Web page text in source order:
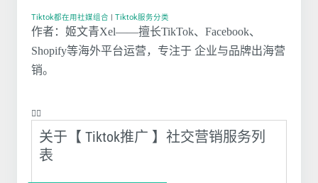
Tiktok都在用社媒组合 Tiktok服务分类
作者：姬文青Xel——擅长TikTok、Facebook、
Shopify等海外平台运营，专注于 企业与品牌出海营
销。
❤️‍🔥
关于【 Tiktok推广 】社交营销服务列
表